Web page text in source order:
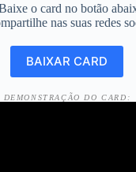
o card no botão
nas suas redes
DEMONSTRAÇÃO DO CARD: